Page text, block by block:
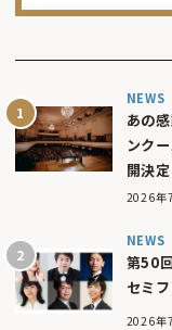
NEWS
あの
ンク
開決定
2026年
NEWS
第50
セミ
2026年